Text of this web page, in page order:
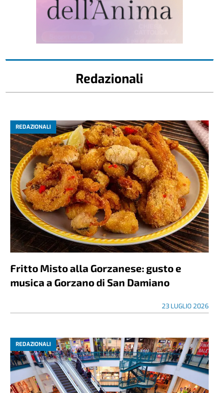
Redazionali
REDAZIONALI
Fritto Misto alla Gorzanese: gusto e
musica a Gorzano di San Damiano
23 LUGLIO 2026
REDAZIONALI